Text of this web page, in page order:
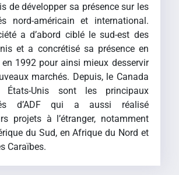
de développer sa présence sur les
nord-américain et international.
a d’abord ciblé le sud-est des
et a concrétisé sa présence en
en 1992 pour ainsi mieux desservir
marchés. Depuis, le Canada
Unis sont les principaux
d’ADF qui a aussi réalisé
projets à l’étranger, notamment
du Sud, en Afrique du Nord et
Caraïbes.